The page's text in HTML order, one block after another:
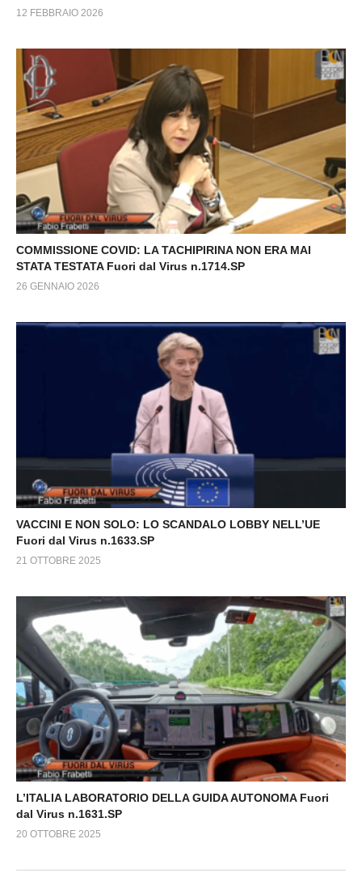
12 FEBBRAIO 2026
COMMISSIONE COVID: LA TACHIPIRINA NON ERA MAI
STATA TESTATA Fuori dal Virus n.1714.SP
26 GENNAIO 2026
VACCINI E NON SOLO: LO SCANDALO LOBBY NELL’UE
Fuori dal Virus n.1633.SP
21 OTTOBRE 2025
L’ITALIA LABORATORIO DELLA GUIDA AUTONOMA Fuori
dal Virus n.1631.SP
20 OTTOBRE 2025